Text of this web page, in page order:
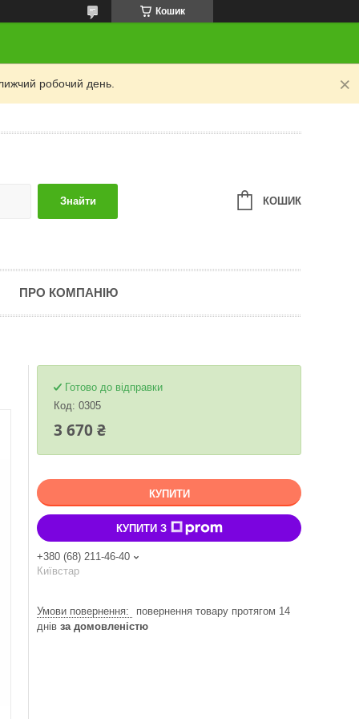
Кошик
робочий день.
Знайти КОШИК
ПРО КОМПАНІЮ
Готово до відправки
Код: 0305
3 670 ₴
КУПИТИ
КУПИТИ З
+380 (68) 211-46-40
Київстар
повернення товару протягом 14
днів за домовленістю